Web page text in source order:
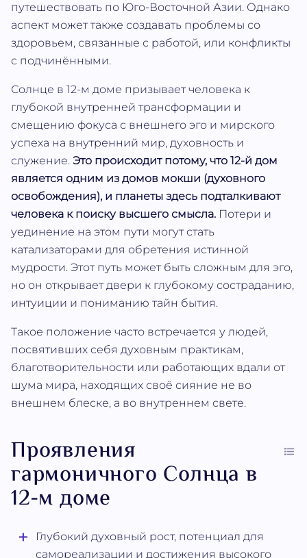
путешествовать по Юго-Восточной Азии. Однако
аспект может также создавать проблемы со
здоровьем, связанные с работой, или конфликты
с подчинёнными.
Солнце в 12-м доме призывает человека к
глубокой внутренней трансформации и
смещению фокуса с внешнего эго и мирского
успеха на внутренний мир, духовность и
служение. Это происходит потому, что 12-й дом
является одним из домов мокши (духовного
освобождения), и планеты здесь подталкивают
человека к поиску высшего смысла. Потери и
уединение на этом пути могут стать
катализаторами для обретения истинной
мудрости. Этот путь может быть сложным для эго,
но он открывает двери к глубокому состраданию,
интуиции и пониманию тайн бытия.
Такое положение часто встречается у людей,
посвятивших себя духовным практикам,
благотворительности или работающих вдали от
шума мира, находящих своё сияние не во
внешнем блеске, а во внутреннем свете.
Проявления
гармоничного Солнца в
12-м доме
Глубокий духовный рост, потенциал для
самореализации и достижения высокого